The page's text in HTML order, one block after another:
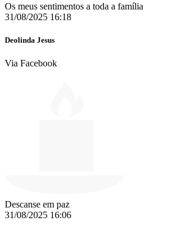
Os meus sentimentos a toda a família
31/08/2025 16:18
Deolinda Jesus
Via Facebook
Descanse em paz
31/08/2025 16:06